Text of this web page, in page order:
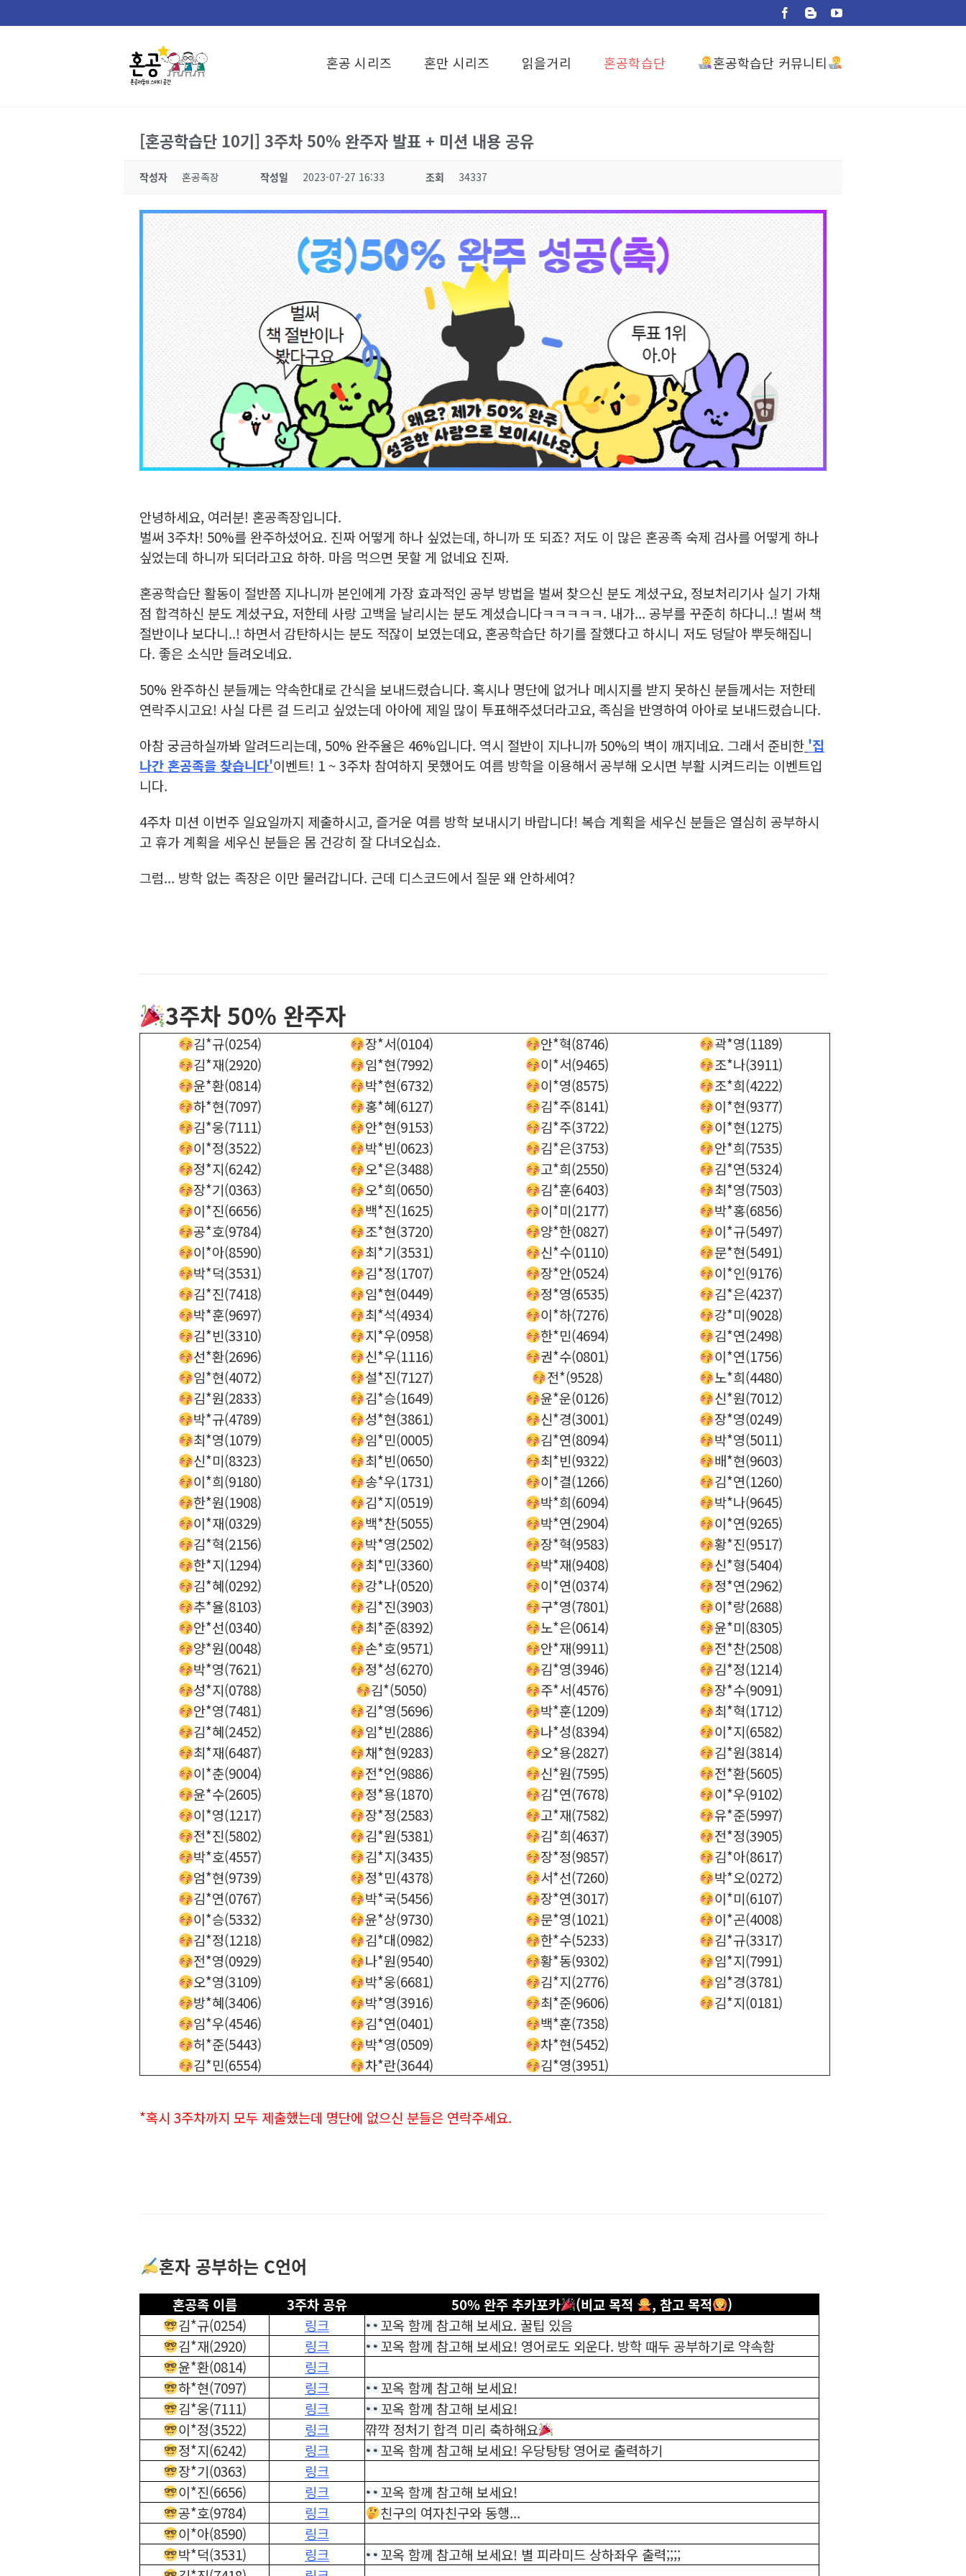
to
Facebook
BloggerYouTube
혼공 시리즈 혼만 시리즈 읽을거리 혼공학습단 혼공학습단 커뮤니티
[혼공학습단 10기] 3주차 50% 완주자 발표 + 미션 내용 공유
작성자 혼공족장 작성일 2023-07-27 16:33 조회 34337
안녕하세요, 여러분! 혼공족장입니다.
벌써 3주차! 50%를 완주하셨어요. 진짜 어떻게 하나 싶었는데, 하니까 또 되죠? 저도 이 많은 혼공족 숙제 검사를 어떻게 하나
싶었는데 하니까 되더라고요 하하. 마음 먹으면 못할 게 없네요 진짜.
혼공학습단 활동이 절반쯤 지나니까 본인에게 가장 효과적인 공부 방법을 벌써 찾으신 분도 계셨구요, 정보처리기사 실기 가채
점 합격하신 분도 계셨구요, 저한테 사랑 고백을 날리시는 분도 계셨습니다ㅋㅋㅋㅋㅋ. 내가... 공부를 꾸준히 하다니..! 벌써 책
절반이나 보다니..! 하면서 감탄하시는 분도 적잖이 보였는데요, 혼공학습단 하기를 잘했다고 하시니 저도 덩달아 뿌듯해집니
다. 좋은 소식만 들려오네요.
50% 완주하신 분들께는 약속한대로 간식을 보내드렸습니다. 혹시나 명단에 없거나 메시지를 받지 못하신 분들께서는 저한테
연락주시고요! 사실 다른 걸 드리고 싶었는데 아아에 제일 많이 투표해주셨더라고요, 족심을 반영하여 아아로 보내드렸습니다.
아참 궁금하실까봐 알려드리는데, 50% 완주율은 46%입니다. 역시 절반이 지나니까 50%의 벽이 깨지네요. 그래서 준비한 '집
나간 혼공족을 찾습니다'이벤트! 1 ~ 3주차 참여하지 못했어도 여름 방학을 이용해서 공부해 오시면 부활 시켜드리는 이벤트입
니다.
4주차 미션 이번주 일요일까지 제출하시고, 즐거운 여름 방학 보내시기 바랍니다! 복습 계획을 세우신 분들은 열심히 공부하시
고 휴가 계획을 세우신 분들은 몸 건강히 잘 다녀오십쇼.
그럼... 방학 없는 족장은 이만 물러갑니다. 근데 디스코드에서 질문 왜 안하세여?
3주차 50% 완주자
김*규(0254) 장*서(0104) 안*혁(8746)
곽*영(1189)
김*재(2920)
임*현(7992) 이*서(9465)
조*나(3911)
윤*환(0814)
박*현(6732) 이*영(8575)
조*희(4222)
하*현(7097)
홍*혜(6127) 김*주(8141)
이*현(9377)
김*웅(7111)
안*현(9153) 김*주(3722)
이*현(1275)
이*정(3522)
박*빈(0623) 김*은(3753)
안*희(7535)
정*지(6242)
오*은(3488) 고*희(2550)
김*연(5324)
장*기(0363)
오*희(0650) 김*훈(6403)
최*영(7503)
이*진(6656)
백*진(1625) 이*미(2177)
박*홍(6856)
공*호(9784)
조*현(3720) 양*한(0827)
이*규(5497)
이*아(8590)
최*기(3531) 신*수(0110)
문*현(5491)
박*덕(3531)
김*정(1707) 장*안(0524)
이*인(9176)
김*진(7418)
임*현(0449) 정*영(6535)
김*은(4237)
박*훈(9697)
최*석(4934) 이*하(7276)
강*미(9028)
김*빈(3310)
지*우(0958) 한*민(4694)
김*연(2498)
선*환(2696)
신*우(1116) 권*수(0801)
이*연(1756)
임*현(4072)
설*진(7127) 전*(9528)
노*희(4480)
김*원(2833)
김*승(1649) 윤*운(0126)
신*원(7012)
박*규(4789)
성*현(3861) 신*경(3001)
장*영(0249)
최*영(1079)
임*민(0005) 김*연(8094)
박*영(5011)
신*미(8323)
최*빈(0650) 최*빈(9322)
배*현(9603)
이*희(9180)
송*우(1731) 이*결(1266)
김*연(1260)
한*원(1908)
김*지(0519) 박*희(6094)
박*나(9645)
이*재(0329)
백*찬(5055) 박*연(2904)
이*연(9265)
김*혁(2156)
박*영(2502) 장*혁(9583)
황*진(9517)
한*지(1294)
최*민(3360) 박*재(9408)
신*형(5404)
김*혜(0292)
강*나(0520) 이*연(0374)
정*연(2962)
추*율(8103)
김*진(3903) 구*영(7801)
이*랑(2688)
안*선(0340)
최*준(8392) 노*은(0614)
윤*미(8305)
양*원(0048)
손*호(9571) 안*재(9911)
전*찬(2508)
박*영(7621)
정*성(6270) 김*영(3946)
김*정(1214)
성*지(0788)
김*(5050) 주*서(4576)
장*수(9091)
안*영(7481)
김*영(5696) 박*훈(1209)
최*혁(1712)
김*혜(2452)
임*빈(2886) 나*성(8394)
이*지(6582)
최*재(6487)
채*현(9283) 오*용(2827)
김*원(3814)
이*춘(9004)
전*언(9886) 신*원(7595)
전*환(5605)
윤*수(2605)
정*용(1870) 김*연(7678)
이*우(9102)
이*영(1217)
장*정(2583) 고*재(7582)
유*준(5997)
전*진(5802)
김*원(5381) 김*희(4637)
전*정(3905)
박*호(4557)
김*지(3435) 장*정(9857)
김*아(8617)
엄*현(9739)
정*민(4378) 서*선(7260)
박*오(0272)
김*연(0767)
박*국(5456) 장*연(3017)
이*미(6107)
이*승(5332)
윤*상(9730) 문*영(1021)
이*곤(4008)
김*정(1218)
김*대(0982) 한*수(5233)
김*규(3317)
전*영(0929)
나*원(9540) 황*동(9302)
임*지(7991)
오*영(3109)
박*웅(6681) 김*지(2776)
임*경(3781)
방*혜(3406)
박*영(3916) 최*준(9606)
김*지(0181)
임*우(4546)
김*연(0401)
백*훈(7358)
허*준(5443)
박*영(0509)
차*현(5452)
김*민(6554)
차*란(3644) 김*영(3951)
*혹시 3주차까지 모두 제출했는데 명단에 없으신 분들은 연락주세요.
혼자 공부하는 C언어
혼공족 이름 3주차 공유 50% 완주 추카포카 (비교 목적 , 참고 목적 )
김*규(0254) 링크
꼬옥 함께 참고해 보세요. 꿀팁 있음
김*재(2920)
링크
꼬옥 함께 참고해 보세요! 영어로도 외운다. 방학 때두 공부하기로 약속함
윤*환(0814)
링크
하*현(7097)
링크
꼬옥 함께 참고해 보세요!
김*웅(7111)
링크
꼬옥 함께 참고해 보세요!
이*정(3522)
링크
꺆꺅 정처기 합격 미리 축하해요
정*지(6242)
링크
꼬옥 함께 참고해 보세요! 우당탕탕 영어로 출력하기
장*기(0363)
링크
이*진(6656)
링크
꼬옥 함께 참고해 보세요!
공*호(9784)
링크
친구의 여자친구와 동행...
이*아(8590)
링크
박*덕(3531)
링크
꼬옥 함께 참고해 보세요! 별 피라미드 상하좌우 출력;;;;